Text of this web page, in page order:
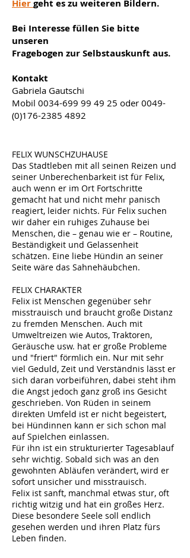
Hiergeht es zu weiteren Bildern.
Bei Interesse füllen Sie bitte
unseren
Fragebogen zur Selbstauskunft aus.
Kontakt
Gabriela Gautschi
Mobil 0034-699 99 49 25 oder 0049-
(0)176-2385 4892
FELIX WUNSCHZUHAUSE
Das Stadtleben mit all seinen Reizen und
seiner Unberechenbarkeit ist für Felix,
auch wenn er im Ort Fortschritte
gemacht hat und nicht mehr panisch
reagiert, leider nichts. Für Felix suchen
wir daher ein ruhiges Zuhause bei
Menschen, die – genau wie er – Routine,
Beständigkeit und Gelassenheit
schätzen. Eine liebe Hündin an seiner
Seite wäre das Sahnehäubchen.
FELIX CHARAKTER
Felix ist Menschen gegenüber sehr
misstrauisch und braucht große Distanz
zu fremden Menschen. Auch mit
Umweltreizen wie Autos, Traktoren,
Geräusche usw. hat er große Probleme
und "friert" förmlich ein. Nur mit sehr
viel Geduld, Zeit und Verständnis lässt er
sich daran vorbeiführen, dabei steht ihm
die Angst jedoch ganz groß ins Gesicht
geschrieben. Von Rüden in seinem
direkten Umfeld ist er nicht begeistert,
bei Hündinnen kann er sich schon mal
auf Spielchen einlassen.
Für ihn ist ein strukturierter Tagesablauf
sehr wichtig. Sobald sich was an den
gewohnten Abläufen verändert, wird er
sofort unsicher und misstrauisch.
Felix ist sanft, manchmal etwas stur, oft
richtig witzig und hat ein großes Herz.
Diese besondere Seele soll endlich
gesehen werden und ihren Platz fürs
Leben finden.